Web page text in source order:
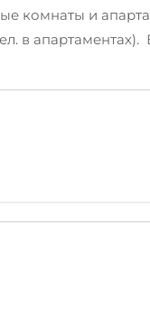
комнаты и
в
уборка).